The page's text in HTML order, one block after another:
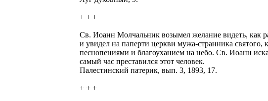
+ + +
Св. Иоанн Молчальник возымел желание видеть, как
и увидел на паперти церкви мужа-странника
песнопениями и благоуханием на небо. Св. Иоанн
самый час преставился этот человек.
Палестинский патерик, вып. 3, 1893, 17.
+ + +